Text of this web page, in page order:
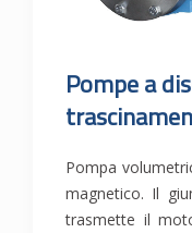
Pompe a
Pompa
magnetico. Il
trasmette il